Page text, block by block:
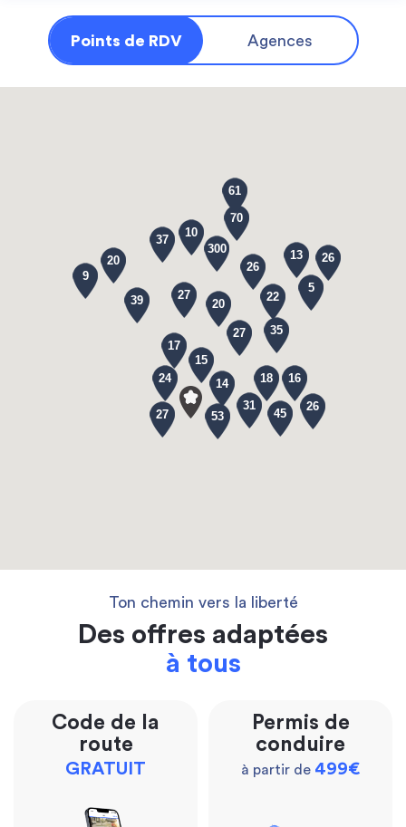
Points de RDV Agences
35
70
27
16
26
26
53
14
45
37
17
20
15
22
300
20
18
9
24
31
27
39
13
61
27
26
10
5
Ton chemin vers la liberté
Des offres adaptées
à tous
Code de la
route
GRATUIT
Permis de
conduire
à partir de 499€